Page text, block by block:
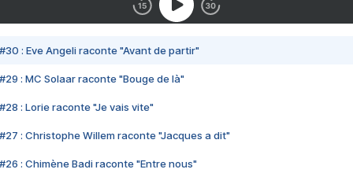
#30 : Eve Angeli raconte "Avant de partir"
#29 : MC Solaar raconte "Bouge de là"
#28 : Lorie raconte "Je vais vite"
#27 : Christophe Willem raconte "Jacques a dit"
#26 : Chimène Badi raconte "Entre nous"